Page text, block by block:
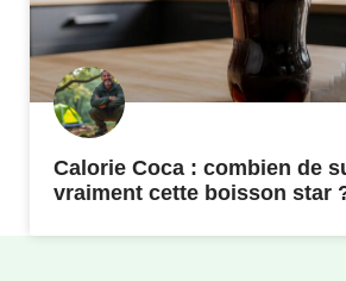
Calorie Coca : combien de
vraiment cette boisson star